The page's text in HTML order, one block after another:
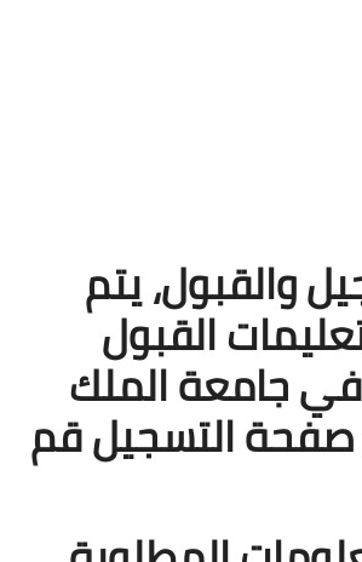
والقبول، يتم
القبول
جامعة الملك
صفحة التسجيل قم
18 نوفمبر 2025